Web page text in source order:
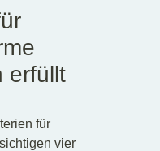
erfüllt
für
vier